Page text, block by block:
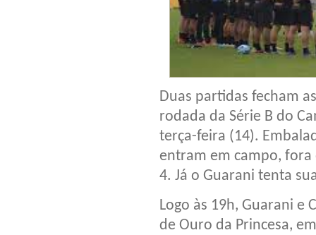
Duas partidas fecham
rodada da Série B do
terça-feira (14).
entram em campo, fora
4. Já o Guarani tenta
Logo às 19h, Guarani e
de Ouro da Princesa,